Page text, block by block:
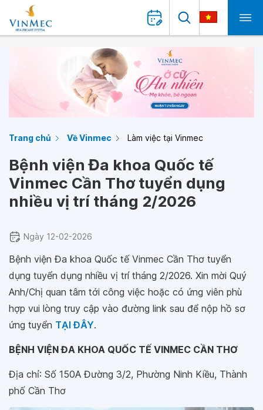
Trang chủ Về Vinmec Làm việc tại Vinmec
Bệnh viện Đa khoa Quốc tế
Vinmec Cần Thơ tuyển dụng
nhiều vị trí tháng 2/2026
Ngày 12-02-2026
Bệnh viện Đa khoa Quốc tế Vinmec Cần Thơ tuyển
dụng tuyển dụng nhiều vị trí tháng 2/2026. Xin mời Quý
Anh/Chị quan tâm tới công việc hoặc có ứng viên phù
hợp vui lòng truy cập vào đường link sau để nộp hồ sơ
ứng tuyển TẠI ĐÂY.
BỆNH VIỆN ĐA KHOA QUỐC TẾ VINMEC CẦN THƠ
Địa chỉ: Số 150A Đường 3/2, Phường Ninh Kiều, Thành
phố Cần Thơ